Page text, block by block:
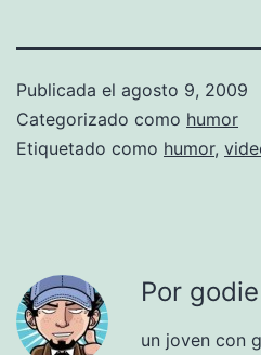
Publicada el agosto 9, 2009
Categorizado como humor
Etiquetado como humor,
Por godie
un joven con